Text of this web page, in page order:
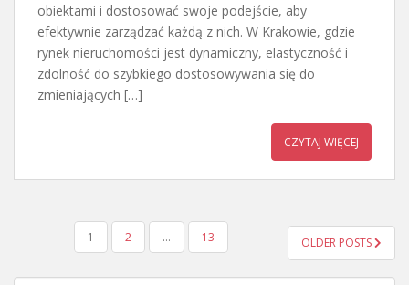
obiektami i dostosować swoje podejście, aby
efektywnie zarządzać każdą z nich. W Krakowie, gdzie
rynek nieruchomości jest dynamiczny, elastyczność i
zdolność do szybkiego dostosowywania się do
zmieniających […]
CZYTAJ WIĘCEJ
STRONICOWANIE
WPISÓW
1 2 … 13 OLDER POSTS